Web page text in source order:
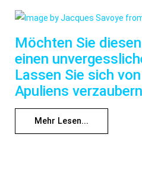
Möchten Sie
einen
Lassen Sie sich
Apuliens verzaubern
Mehr Lesen...